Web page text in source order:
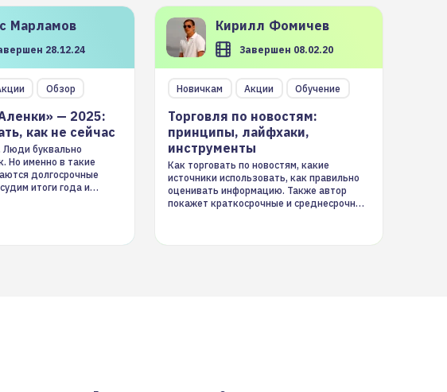
Марламов
28.12.24
Обзор
— 2025:
как не сейчас
Люди буквально
Но именно в такие
долгосрочные
итоги года и
Кирилл Фомичев
Завершен 08.02.20
Новичкам Акции Обучение
Торговля по новостям:
принципы, лайфхаки,
инструменты
Как торговать по новостям, какие
источники использовать, как правильно
оценивать информацию. Также автор
покажет краткосрочные и среднесрочные